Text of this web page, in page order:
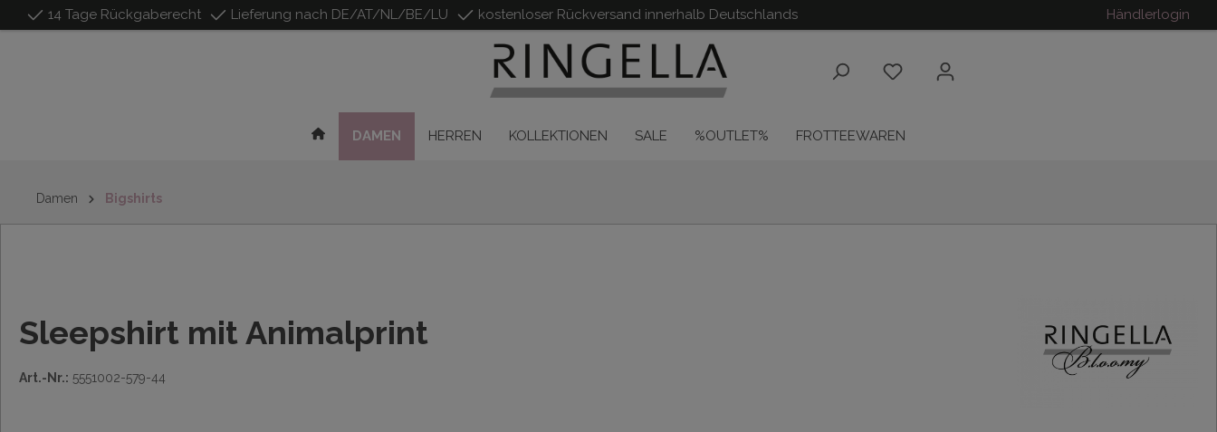
springen
14 Tage Rückgaberecht Lieferung nach DE/AT/NL/BE/LU kostenloser Rückversand innerhalb Deutschlands Händlerlogin
DAMEN HERREN KOLLEKTIONEN SALE %OUTLET% FROTTEEWAREN
Damen Bigshirts
Sleepshirt mit Animalprint
Art.-Nr.: 5551002-579-44